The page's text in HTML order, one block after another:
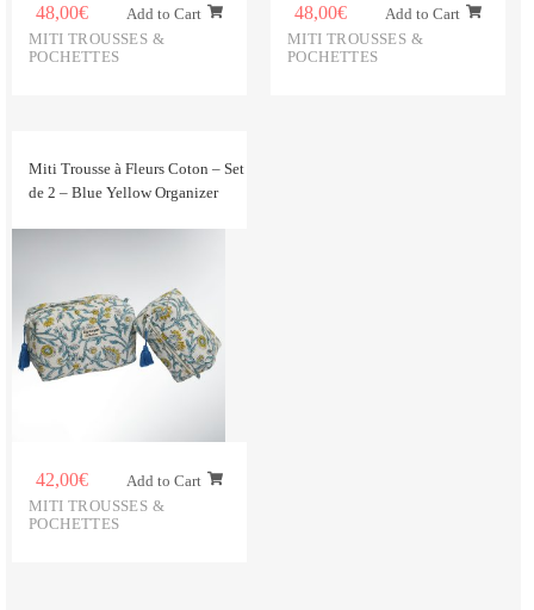
48,00€
Add to Cart
MITI TROUSSES &
POCHETTES
48,00€
Add to Cart
MITI TROUSSES &
POCHETTES
Miti Trousse à Fleurs Coton – Set
de 2 – Blue Yellow Organizer
42,00€
Add to Cart
MITI TROUSSES &
POCHETTES